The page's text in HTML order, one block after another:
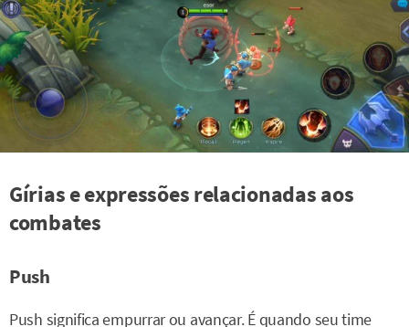
Gírias e expressões relacionadas aos
combates
Push
Push significa empurrar ou avançar. É quando seu time